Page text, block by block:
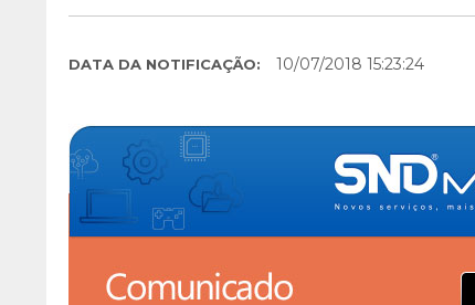
DATA DA NOTIFICAÇÃO: 10/07/2018 15:23:24